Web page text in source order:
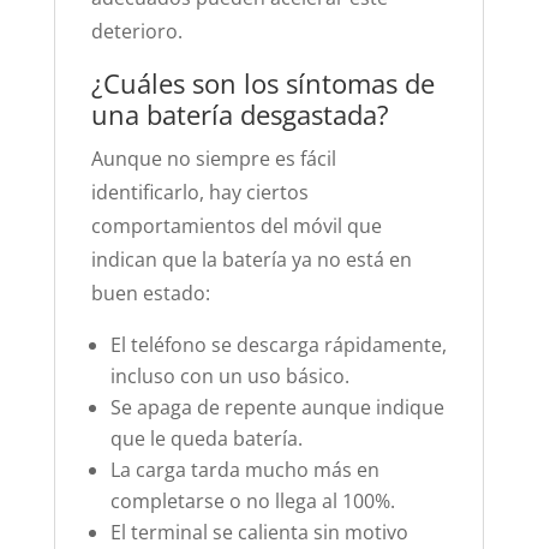
deterioro.
¿Cuáles son los síntomas de
una batería desgastada?
Aunque no siempre es fácil
identificarlo, hay ciertos
comportamientos del móvil que
indican que la batería ya no está en
buen estado:
El teléfono se descarga rápidamente,
incluso con un uso básico.
Se apaga de repente aunque indique
que le queda batería.
La carga tarda mucho más en
completarse o no llega al 100%.
El terminal se calienta sin motivo